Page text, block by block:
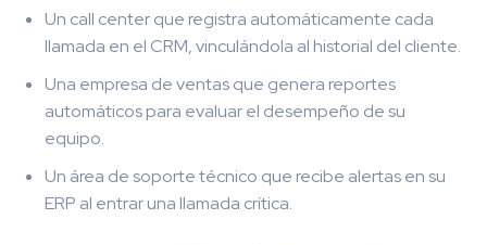
Un call center que registra automáticamente cada
llamada en el CRM, vinculándola al historial del cliente.
Una empresa de ventas que genera reportes
automáticos para evaluar el desempeño de su
equipo.
Un área de soporte técnico que recibe alertas en su
ERP al entrar una llamada crítica.